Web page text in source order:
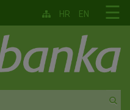
☰
HR EN